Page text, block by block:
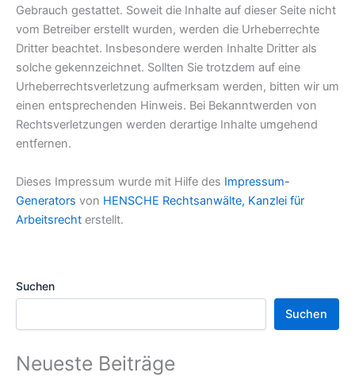
Gebrauch gestattet. Soweit die Inhalte auf dieser Seite nicht
vom Betreiber erstellt wurden, werden die Urheberrechte
Dritter beachtet. Insbesondere werden Inhalte Dritter als
solche gekennzeichnet. Sollten Sie trotzdem auf eine
Urheberrechtsverletzung aufmerksam werden, bitten wir um
einen entsprechenden Hinweis. Bei Bekanntwerden von
Rechtsverletzungen werden derartige Inhalte umgehend
entfernen.
Dieses Impressum wurde mit Hilfe des Impressum-
Generators von HENSCHE Rechtsanwälte, Kanzlei für
Arbeitsrecht erstellt.
Suchen
Suchen
Neueste Beiträge